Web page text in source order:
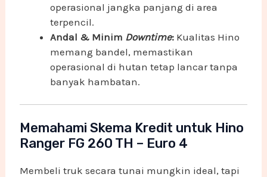
operasional jangka panjang di area
terpencil.
Andal & Minim Downtime: Kualitas Hino
memang bandel, memastikan
operasional di hutan tetap lancar tanpa
banyak hambatan.
Memahami Skema Kredit untuk Hino
Ranger FG 260 TH – Euro 4
Membeli truk secara tunai mungkin ideal, tapi